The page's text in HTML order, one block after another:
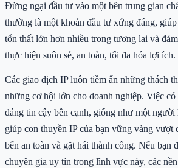
Đừng ngại đầu tư vào một bên trung gian
thường là một khoản đầu tư xứng đáng,
tổn thất lớn hơn nhiều trong tương lai và
thực hiện suôn sẻ, an toàn, tối đa hóa lợi ích.
Các giao dịch IP luôn tiềm ẩn những thách
những cơ hội lớn cho doanh nghiệp. Việc có
đáng tin cậy bên cạnh, giống như một người
giúp con thuyền IP của bạn vững vàng vượt
bến an toàn và gặt hái thành công. Nếu bạn
chuyên gia uy tín trong lĩnh vực này, các